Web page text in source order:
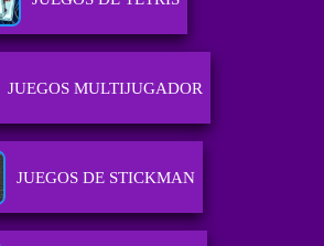
JUEGOS MULTIJUGADOR
JUEGOS DE STICKMAN